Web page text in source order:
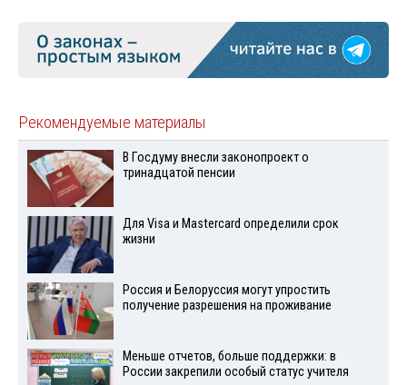
Рекомендуемые материалы
В Госдуму внесли законопроект о
тринадцатой пенсии
Для Visа и Mastercard определили срок
жизни
Россия и Белоруссия могут упростить
получение разрешения на проживание
Меньше отчетов, больше поддержки: в
России закрепили особый статус учителя